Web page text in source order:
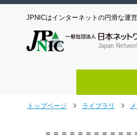
JPNICはインターネットの円滑な運
トップページ
ライブラリ
＝＝＝＝＝＝＝＝＝＝